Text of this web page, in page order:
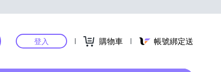
登入 購物車 帳號綁定送